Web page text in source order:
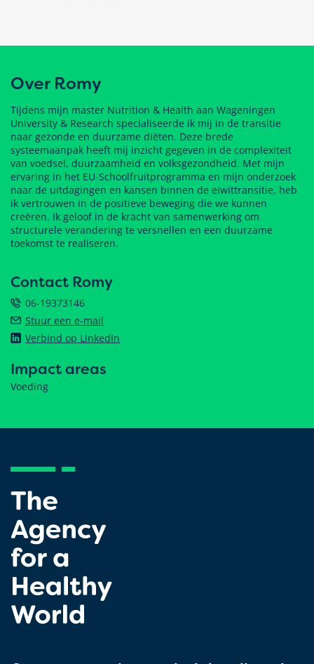
Over Romy
Tijdens mijn master Nutrition & Health aan Wageningen
University & Research specialiseerde ik mij in de transitie
naar gezonde en duurzame diëten. Deze brede
systeemaanpak heeft mij inzicht gegeven in de complexiteit
van voedsel, duurzaamheid en volksgezondheid. Met mijn
ervaring in het EU-Schoolfruitprogramma en mijn onderzoek
naar de uitdagingen en kansen binnen de eiwittransitie, heb
ik vertrouwen in de positieve beweging die we kunnen
creëren. Ik geloof in de kracht van samenwerking om
structurele verandering te versnellen en een duurzame
toekomst te realiseren.
Contact Romy
06-19373146
Stuur een e-mail
Verbind op LinkedIn
Impact areas
Voeding